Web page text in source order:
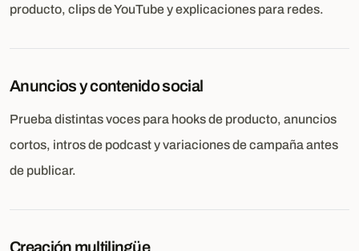
producto, clips de YouTube y explicaciones para redes.
Anuncios y contenido social
Prueba distintas voces para hooks de producto, anuncios
cortos, intros de podcast y variaciones de campaña antes
de publicar.
Creación multilingüe